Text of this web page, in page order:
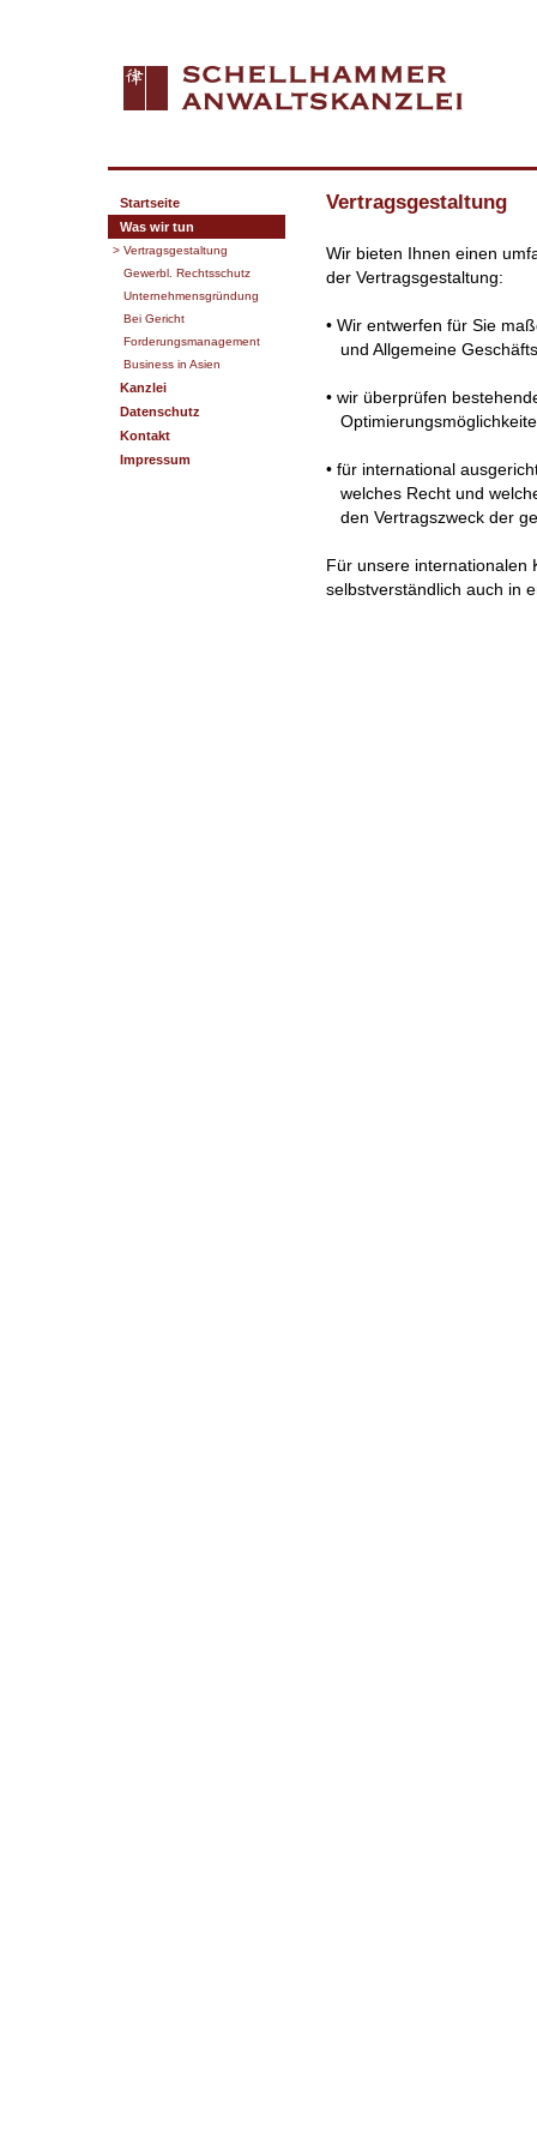
Startseite
Was wir tun
> Vertragsgestaltung
Gewerbl. Rechtsschutz
Unternehmensgründung
Bei Gericht
Forderungsmanagement
Business in Asien
Kanzlei
Datenschutz
Kontakt
Impressum
Vertragsgestaltung
Wir bieten Ihnen einen
der Vertragsgestaltung:
• Wir entwerfen für Sie
und Allgemeine
• wir überprüfen
• für international
welches Recht und
den Vertragszweck der
Für unsere internationalen
selbstverständlich auch in